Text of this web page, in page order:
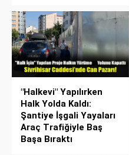
"Halkevi" Yapılırken
Halk Yolda Kaldı:
Şantiye İşgali Yayaları
Araç Trafiğiyle Baş
Başa Bıraktı